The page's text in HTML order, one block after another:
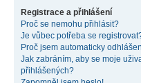
Registrace a přihlášení
Proč se nemohu přihlásit?
Je vůbec potřeba se
Proč jsem automaticky
Jak zabráním, aby se moje
přihlášených?